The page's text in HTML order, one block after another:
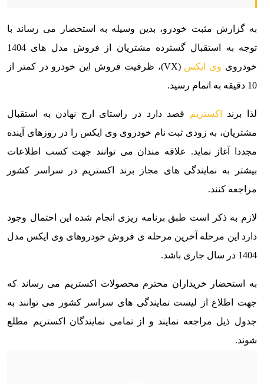
به گزارش مثبت خودرو، بدین وسیله به استحضار می رساند با
توجه به استقبال گسترده مشتریان از فروش مدل های 1404
خودروی وی ایکس
(VX)، ظرفیت فروش این خودرو در کمتر از
10 دقیقه به اتمام رسید.
لذا برند اکستریم
قصد دارد در راستای ارج نهادن به استقبال
مشتریان، به زودی ثبت نام خودروی وی ایکس را در روزهای آینده
مجددا آغاز نماید. علاقه مندان می توانند جهت کسب اطلاعات
بیشتر به نمایندگی های مجاز برند اکستریم در سراسر کشور
مراجعه کنند.
لازم به ذکر است طبق برنامه ریزی انجام شده این احتمال وجود
دارد این مرحله آخرین مرحله ی فروش خودروهای وی ایکس مدل
1404 در سال جاری باشد.
به استحضار خریداران محترم محصولات اکستریم می رساند که
جهت اطلاع از لیست نمایندگی های سراسر کشور می توانند به
جدول ذیل مراجعه نمایند و از تمامی نمایندگان اکستریم مطلع
شوند.